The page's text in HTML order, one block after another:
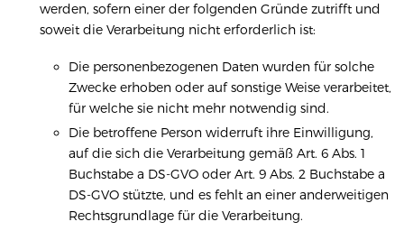
werden, sofern einer der folgenden Gründe zutrifft und
soweit die Verarbeitung nicht erforderlich ist:
Die personenbezogenen Daten wurden für solche
Zwecke erhoben oder auf sonstige Weise verarbeitet,
für welche sie nicht mehr notwendig sind.
Die betroffene Person widerruft ihre Einwilligung,
auf die sich die Verarbeitung gemäß Art. 6 Abs. 1
Buchstabe a DS-GVO oder Art. 9 Abs. 2 Buchstabe a
DS-GVO stützte, und es fehlt an einer anderweitigen
Rechtsgrundlage für die Verarbeitung.